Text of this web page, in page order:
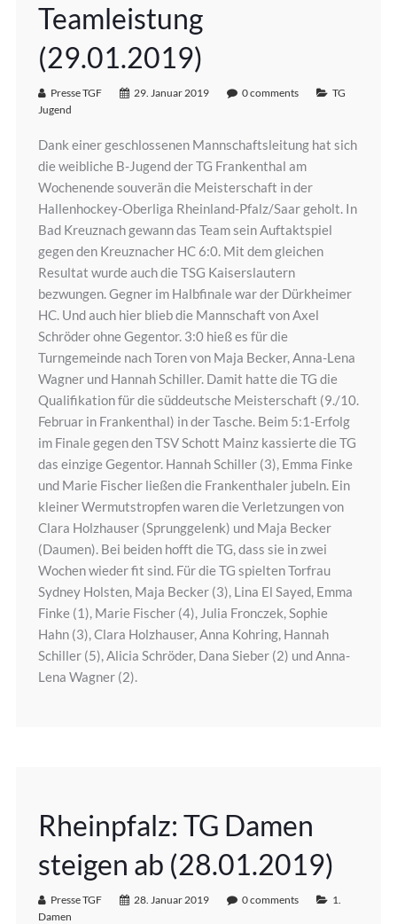
Teamleistung
(29.01.2019)
Presse TGF 29. Januar 2019 0 comments
TG
Jugend
Dank einer geschlossenen Mannschaftsleitung hat sich
die weibliche B-Jugend der TG Frankenthal am
Wochenende souverän die Meisterschaft in der
Hallenhockey-Oberliga Rheinland-Pfalz/Saar geholt. In
Bad Kreuznach gewann das Team sein Auftaktspiel
gegen den Kreuznacher HC 6:0. Mit dem gleichen
Resultat wurde auch die TSG Kaiserslautern
bezwungen. Gegner im Halbfinale war der Dürkheimer
HC. Und auch hier blieb die Mannschaft von Axel
Schröder ohne Gegentor. 3:0 hieß es für die
Turngemeinde nach Toren von Maja Becker, Anna-Lena
Wagner und Hannah Schiller. Damit hatte die TG die
Qualifikation für die süddeutsche Meisterschaft (9./10.
Februar in Frankenthal) in der Tasche. Beim 5:1-Erfolg
im Finale gegen den TSV Schott Mainz kassierte die TG
das einzige Gegentor. Hannah Schiller (3), Emma Finke
und Marie Fischer ließen die Frankenthaler jubeln. Ein
kleiner Wermutstropfen waren die Verletzungen von
Clara Holzhauser (Sprunggelenk) und Maja Becker
(Daumen). Bei beiden hofft die TG, dass sie in zwei
Wochen wieder fit sind. Für die TG spielten Torfrau
Sydney Holsten, Maja Becker (3), Lina El Sayed, Emma
Finke (1), Marie Fischer (4), Julia Fronczek, Sophie
Hahn (3), Clara Holzhauser, Anna Kohring, Hannah
Schiller (5), Alicia Schröder, Dana Sieber (2) und Anna-
Lena Wagner (2).
Rheinpfalz: TG Damen
steigen ab (28.01.2019)
Presse TGF 28. Januar 2019 0 comments
1.
Damen